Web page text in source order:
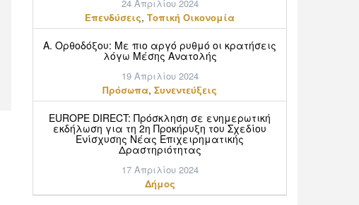
24 Απριλίου 2024
Επενδύσεις, Τοπική Οικονομία
Α. Ορθοδόξου: Mε πιο αργό ρυθμό οι κρατήσεις
λόγω Μέσης Ανατολής
19 Απριλίου 2024
Πρόσωπα, Συνεντεύξεις
EUROPE DIRECT: Πρόσκληση σε ενημερωτική
εκδήλωση για τη 2η Προκήρυξη του Σχεδίου
Ενίσχυσης Νέας Επιχειρηματικής
Δραστηριότητας
17 Απριλίου 2024
Δήμος